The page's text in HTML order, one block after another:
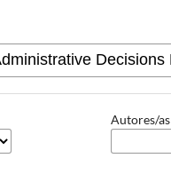
Autores/as